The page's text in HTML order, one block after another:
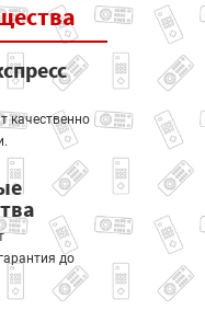
качественно
до